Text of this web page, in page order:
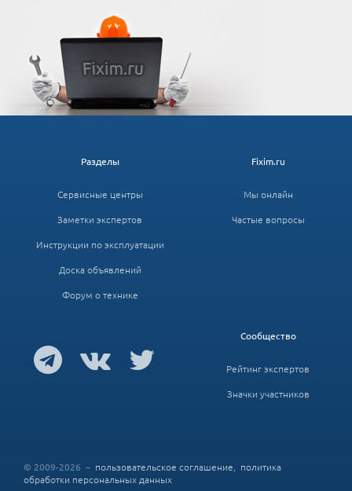
Fixim.ru
Мы онлайн
Частые вопросы
Разделы
Сервисные центры
Заметки экспертов
Инструкции по эксплуатации
Доска объявлений
Форум о технике
Сообщество
Рейтинг экспертов
Значки участников
© 2009-2026 – пользовательское соглашение, политика
обработки персональных данных